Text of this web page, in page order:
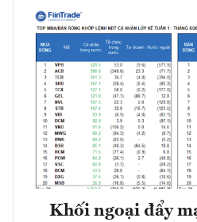
Khối ngoại đẩy